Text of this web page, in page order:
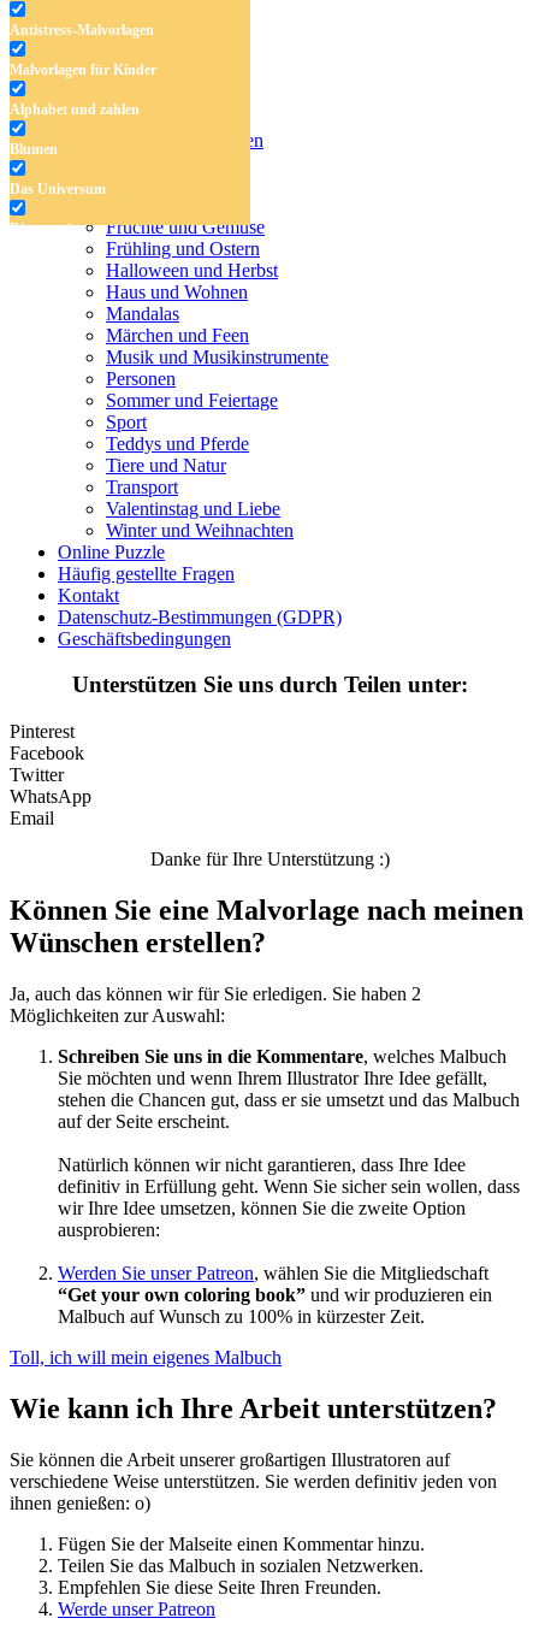
Antistress-Malvorlagen
Malvorlagen für Kinder
Alphabet und zahlen
Blumen
Das Universum
Dinosaurier
Früchte und Gemüse
Frühling und Ostern
Halloween und Herbst
Haus und Wohnen
Märchen und Feen
Musik und Musikinstrumente
Personen
Sommer und Feiertage
Sport
Transport
Valentinstag und Liebe
Winter und Weihnachten
Unkategorisiert
Malvorlagen für Kinder
Alphabet und zahlen
Früchte und Gemüse
Frühling und Ostern
Halloween und Herbst
Haus und Wohnen
Mandalas
Märchen und Feen
Musik und Musikinstrumente
Personen
Sommer und Feiertage
Sport
Teddys und Pferde
Tiere und Natur
Transport
Valentinstag und Liebe
Winter und Weihnachten
Online Puzzle
Häufig gestellte Fragen
Kontakt
Datenschutz-Bestimmungen (GDPR)
Geschäftsbedingungen
Unterstützen Sie uns durch Teilen unter:
Pinterest
Facebook
Twitter
WhatsApp
Email
Danke für Ihre Unterstützung :)
Können Sie eine Malvorlage nach meinen
Wünschen erstellen?
Ja, auch das können wir für Sie erledigen. Sie haben 2
Möglichkeiten zur Auswahl:
Schreiben Sie uns in die Kommentare, welches Malbuch
Sie möchten und wenn Ihrem Illustrator Ihre Idee gefällt,
stehen die Chancen gut, dass er sie umsetzt und das Malbuch
auf der Seite erscheint.
Natürlich können wir nicht garantieren, dass Ihre Idee
definitiv in Erfüllung geht. Wenn Sie sicher sein wollen, dass
wir Ihre Idee umsetzen, können Sie die zweite Option
ausprobieren:
Werden Sie unser Patreon, wählen Sie die Mitgliedschaft
“Get your own coloring book” und wir produzieren ein
Malbuch auf Wunsch zu 100% in kürzester Zeit.
Toll, ich will mein eigenes Malbuch
Wie kann ich Ihre Arbeit unterstützen?
Sie können die Arbeit unserer großartigen Illustratoren auf
verschiedene Weise unterstützen. Sie werden definitiv jeden von
ihnen genießen: o)
Fügen Sie der Malseite einen Kommentar hinzu.
Teilen Sie das Malbuch in sozialen Netzwerken.
Empfehlen Sie diese Seite Ihren Freunden.
Werde unser Patreon